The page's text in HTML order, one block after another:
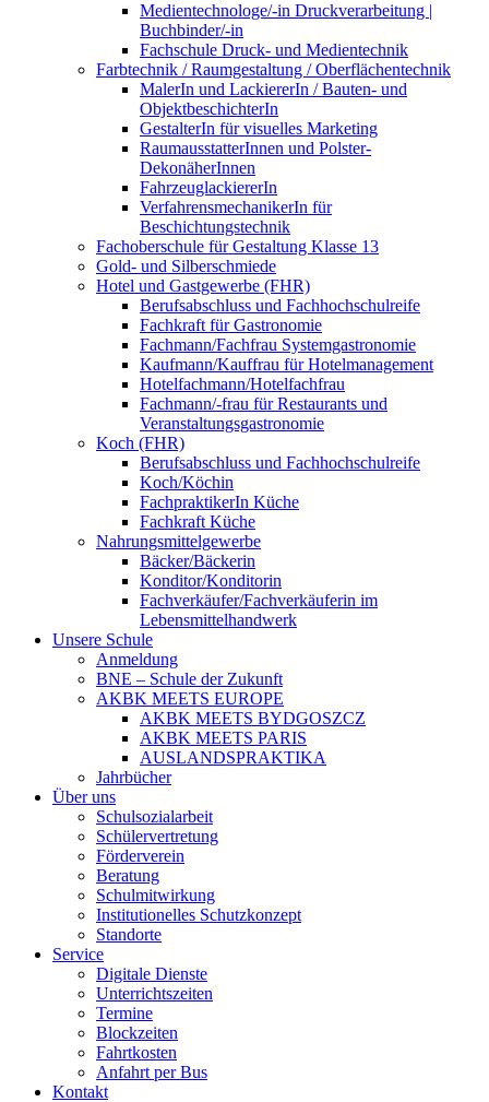
Medientechnologe/-in Druckverarbeitung |
Buchbinder/-in
Fachschule Druck- und Medientechnik
Farbtechnik / Raumgestaltung / Oberflächentechnik
MalerIn und LackiererIn / Bauten- und
ObjektbeschichterIn
GestalterIn für visuelles Marketing
RaumausstatterInnen und Polster-
DekonäherInnen
FahrzeuglackiererIn
VerfahrensmechanikerIn für
Beschichtungstechnik
Fachoberschule für Gestaltung Klasse 13
Gold- und Silberschmiede
Hotel und Gastgewerbe (FHR)
Berufsabschluss und Fachhochschulreife
Fachkraft für Gastronomie
Fachmann/Fachfrau Systemgastronomie
Kaufmann/Kauffrau für Hotelmanagement
Hotelfachmann/Hotelfachfrau
Fachmann/-frau für Restaurants und
Veranstaltungsgastronomie
Koch (FHR)
Berufsabschluss und Fachhochschulreife
Koch/Köchin
FachpraktikerIn Küche
Fachkraft Küche
Nahrungsmittelgewerbe
Bäcker/Bäckerin
Konditor/Konditorin
Fachverkäufer/Fachverkäuferin im
Lebensmittelhandwerk
Unsere Schule
Anmeldung
BNE – Schule der Zukunft
AKBK MEETS EUROPE
AKBK MEETS BYDGOSZCZ
AKBK MEETS PARIS
AUSLANDSPRAKTIKA
Jahrbücher
Über uns
Schulsozialarbeit
Schülervertretung
Förderverein
Beratung
Schulmitwirkung
Institutionelles Schutzkonzept
Standorte
Service
Digitale Dienste
Unterrichtszeiten
Termine
Blockzeiten
Fahrtkosten
Anfahrt per Bus
Kontakt